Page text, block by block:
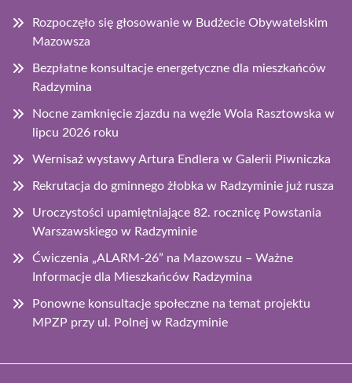
Rozpoczęło się głosowanie w Budżecie Obywatelskim
Mazowsza
Bezpłatne konsultacje energetyczne dla mieszkańców
Radzymina
Nocne zamknięcie zjazdu na węźle Wola Rasztowska w
lipcu 2026 roku
Wernisaż wystawy Artura Endlera w Galerii Piwniczka
Rekrutacja do gminnego żłobka w Radzyminie już rusza
Uroczystości upamiętniające 82. rocznicę Powstania
Warszawskiego w Radzyminie
Ćwiczenia „ALARM-26” na Mazowszu – Ważne
Informacje dla Mieszkańców Radzymina
Ponowne konsultacje społeczne na temat projektu
MPZP przy ul. Polnej w Radzyminie